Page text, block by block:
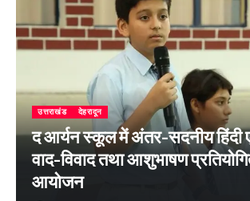
उत्तराखंड देहरादून
द आर्यन स्कूल में अंतर-सदनीय हिंदी
वाद-विवाद तथा आशुभाषण
आयोजन